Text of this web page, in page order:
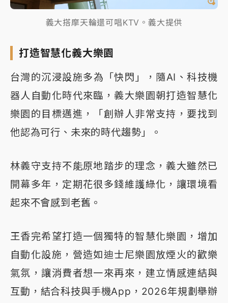
義大搭摩天輪還可唱KTV。義大提供
打造智慧化義大樂園
台灣的沉浸設施多為「快閃」，隨AI、科技機
器人自動化時代來臨，義大樂園朝打造智慧化
樂園的目標邁進，「創辦人非常支持，要找到
他認為可行、未來的時代趨勢」。
林義守支持不能原地踏步的理念，義大雖然已
開幕多年，定期花很多錢維護綠化，讓環境看
起來不會感到老舊。
王香完希望打造一個獨特的智慧化樂園，增加
自動化設施，營造如迪士尼樂園放煙火的歡樂
氣氛，讓消費者想一來再來，建立情感連結與
互動，結合科技與手機App，2026年規劃舉辦